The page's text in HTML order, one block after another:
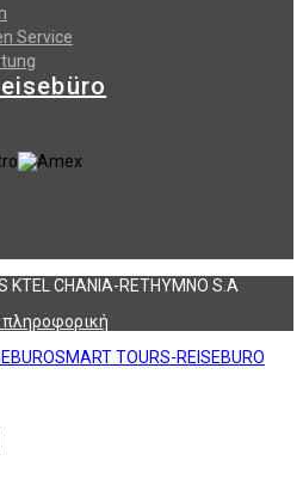
Service
KTEL CHANIA-RETHYMNO S.A
πληροφορική
SMART TOURS-REISEBURO